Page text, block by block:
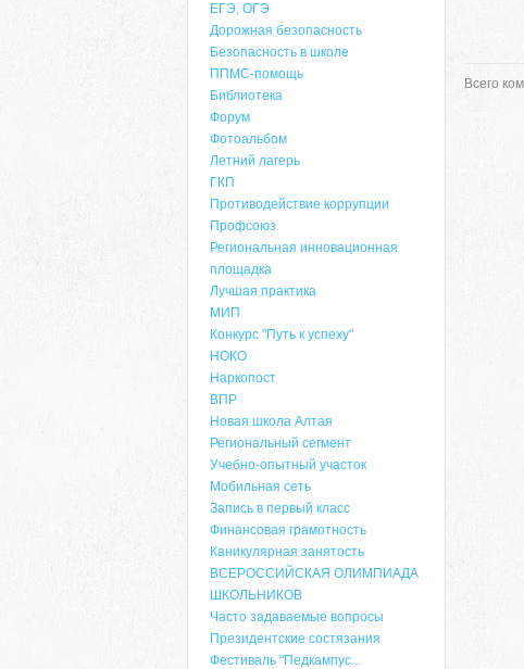
659635, Алтайский край, Алтайский район,
6-49, электронный адрес: aja_70@mail.ru
Всего
ЕГЭ, ОГЭ
Дорожная безопасность
Безопасность в школе
ППМС-помощь
Библиотека
Форум
Фотоальбом
Летний лагерь
ГКП
Противодействие коррупции
Профсоюз
Региональная инновационная
площадка
Лучшая практика
МИП
Конкурс "Путь к успеху"
НОКО
Наркопост
ВПР
Новая школа Алтая
Региональный сегмент
Учебно-опытный участок
Мобильная сеть
Запись в первый класс
Финансовая грамотность
Каникулярная занятость
ВСЕРОССИЙСКАЯ ОЛИМПИАДА
ШКОЛЬНИКОВ
Часто задаваемые вопросы
Президентские состязания
Фестиваль "Педкампус...